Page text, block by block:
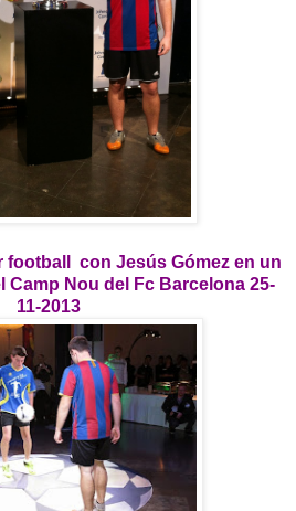
football con Jesús Gómez en un
Camp Nou del Fc Barcelona 25-
11-2013